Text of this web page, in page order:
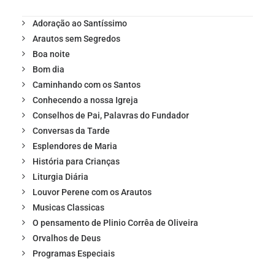
Adoração ao Santíssimo
Arautos sem Segredos
Boa noite
Bom dia
Caminhando com os Santos
Conhecendo a nossa Igreja
Conselhos de Pai, Palavras do Fundador
Conversas da Tarde
Esplendores de Maria
História para Crianças
Liturgia Diária
Louvor Perene com os Arautos
Musicas Classicas
O pensamento de Plinio Corrêa de Oliveira
Orvalhos de Deus
Programas Especiais